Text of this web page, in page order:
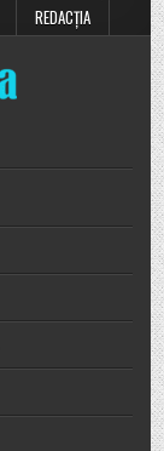
REDACȚIA